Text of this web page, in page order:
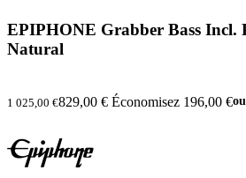
EPIPHONE Grabber Bass Incl.
Natural
1 025,00 €829,00 € Économisez 196,00 €ou